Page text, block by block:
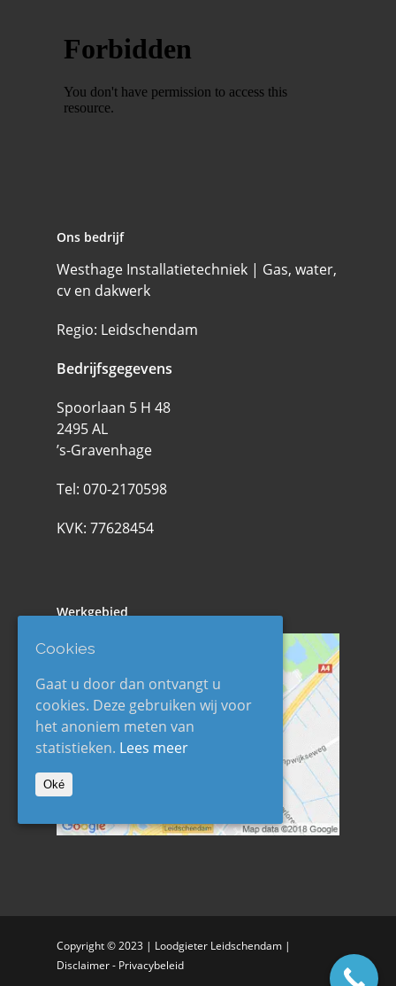
Ons bedrijf
Westhage Installatietechniek | Gas, water,
cv en dakwerk
Regio: Leidschendam
Bedrijfsgegevens
Spoorlaan 5 H 48
2495 AL
’s-Gravenhage
Tel: 070-2170598
KVK: 77628454
Werkgebied
Copyright © 2023 | Loodgieter Leidschendam |
Disclaimer- Privacybeleid
Cookies
Gaat u door dan ontvangt u
cookies. Deze gebruiken wij voor
het anoniem meten van
statistieken. Lees meer
Oké